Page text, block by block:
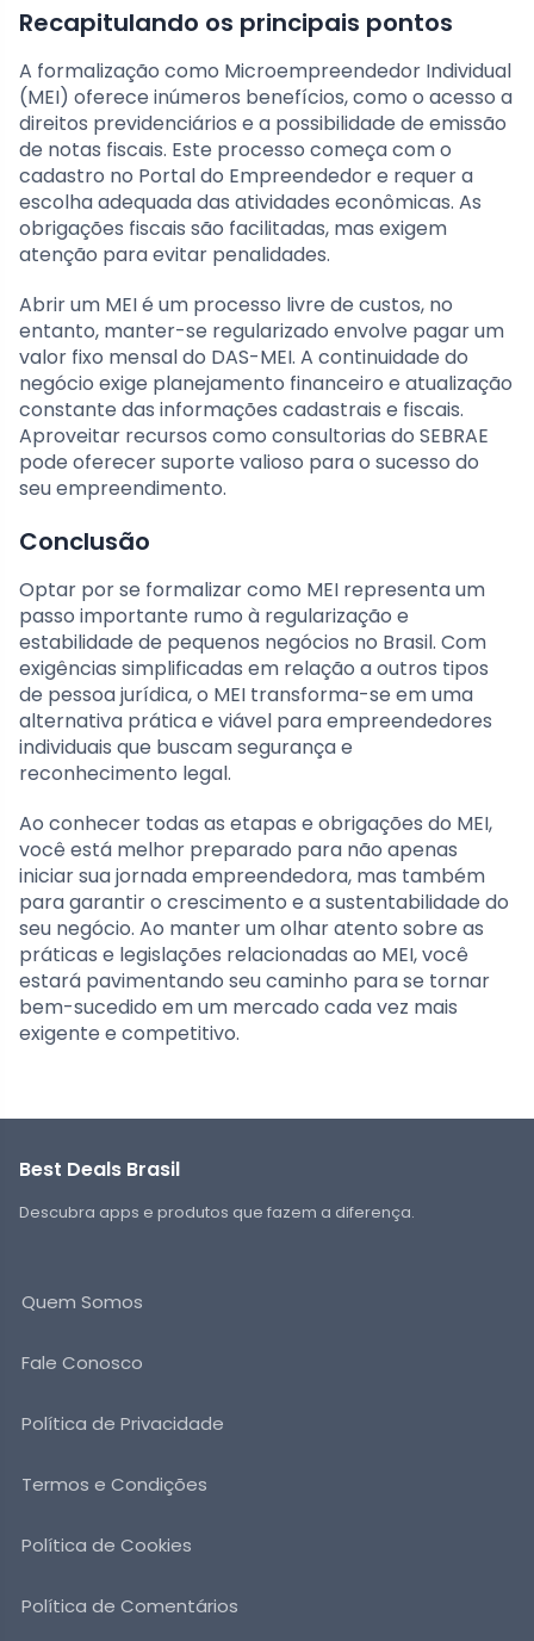
Recapitulando os principais pontos
A formalização como Microempreendedor Individual
(MEI) oferece inúmeros benefícios, como o acesso a
direitos previdenciários e a possibilidade de emissão
de notas fiscais. Este processo começa com o
cadastro no Portal do Empreendedor e requer a
escolha adequada das atividades econômicas. As
obrigações fiscais são facilitadas, mas exigem
atenção para evitar penalidades.
Abrir um MEI é um processo livre de custos, no
entanto, manter-se regularizado envolve pagar um
valor fixo mensal do DAS-MEI. A continuidade do
negócio exige planejamento financeiro e atualização
constante das informações cadastrais e fiscais.
Aproveitar recursos como consultorias do SEBRAE
pode oferecer suporte valioso para o sucesso do
seu empreendimento.
Conclusão
Optar por se formalizar como MEI representa um
passo importante rumo à regularização e
estabilidade de pequenos negócios no Brasil. Com
exigências simplificadas em relação a outros tipos
de pessoa jurídica, o MEI transforma-se em uma
alternativa prática e viável para empreendedores
individuais que buscam segurança e
reconhecimento legal.
Ao conhecer todas as etapas e obrigações do MEI,
você está melhor preparado para não apenas
iniciar sua jornada empreendedora, mas também
para garantir o crescimento e a sustentabilidade do
seu negócio. Ao manter um olhar atento sobre as
práticas e legislações relacionadas ao MEI, você
estará pavimentando seu caminho para se tornar
bem-sucedido em um mercado cada vez mais
exigente e competitivo.
Best Deals Brasil
Descubra apps e produtos que fazem a diferença.
Quem Somos
Fale Conosco
Política de Privacidade
Termos e Condições
Política de Cookies
Política de Comentários